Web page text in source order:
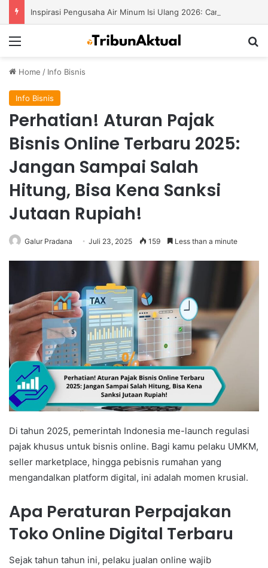
Home / Info Bisnis
Info Bisnis
Perhatian! Aturan Pajak
Bisnis Online Terbaru 2025:
Jangan Sampai Salah
Hitung, Bisa Kena Sanksi
Jutaan Rupiah!
Galur Pradana Juli 23, 2025 159 Less than a minute
Di tahun 2025, pemerintah Indonesia me-launch regulasi
pajak khusus untuk bisnis online. Bagi kamu pelaku UMKM,
seller marketplace, hingga pebisnis rumahan yang
mengandalkan platform digital, ini adalah momen krusial.
Apa Peraturan Perpajakan
Toko Online Digital Terbaru
Sejak tahun tahun ini, pelaku jualan online wajib